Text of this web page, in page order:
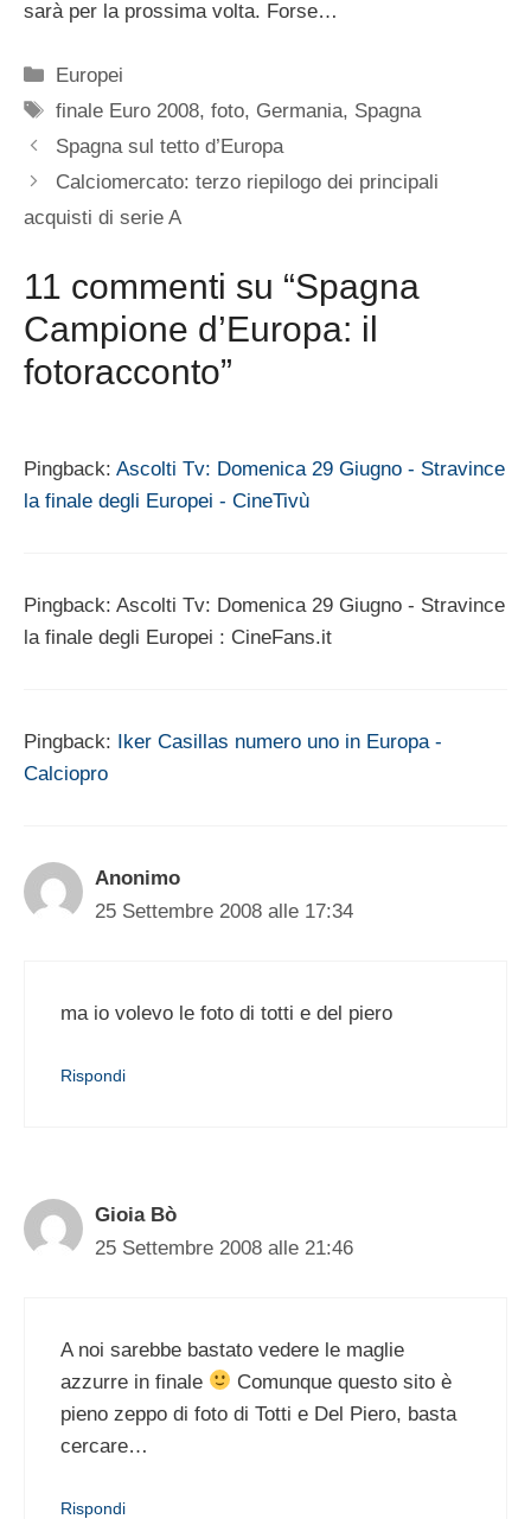
sarà per la prossima volta. Forse…
Categorie
Europei
Tag
finale Euro 2008,foto, Germania, Spagna
Spagna sul tetto d’Europa
Calciomercato: terzo riepilogo dei principali
acquisti di serie A
11 commenti su “Spagna
Campione d’Europa: il
fotoracconto”
Pingback: Ascolti Tv: Domenica 29 Giugno - Stravince
la finale degli Europei - CineTivù
Pingback: Ascolti Tv: Domenica 29 Giugno - Stravince
la finale degli Europei : CineFans.it
Pingback: Iker Casillas numero uno in Europa -
Calciopro
Anonimo
25 Settembre 2008 alle 17:34
ma io volevo le foto di totti e del piero
Rispondi
Gioia Bò
25 Settembre 2008 alle 21:46
A noi sarebbe bastato vedere le maglie
azzurre in finale
Comunque questo sito è
pieno zeppo di foto di Totti e Del Piero, basta
cercare…
Rispondi